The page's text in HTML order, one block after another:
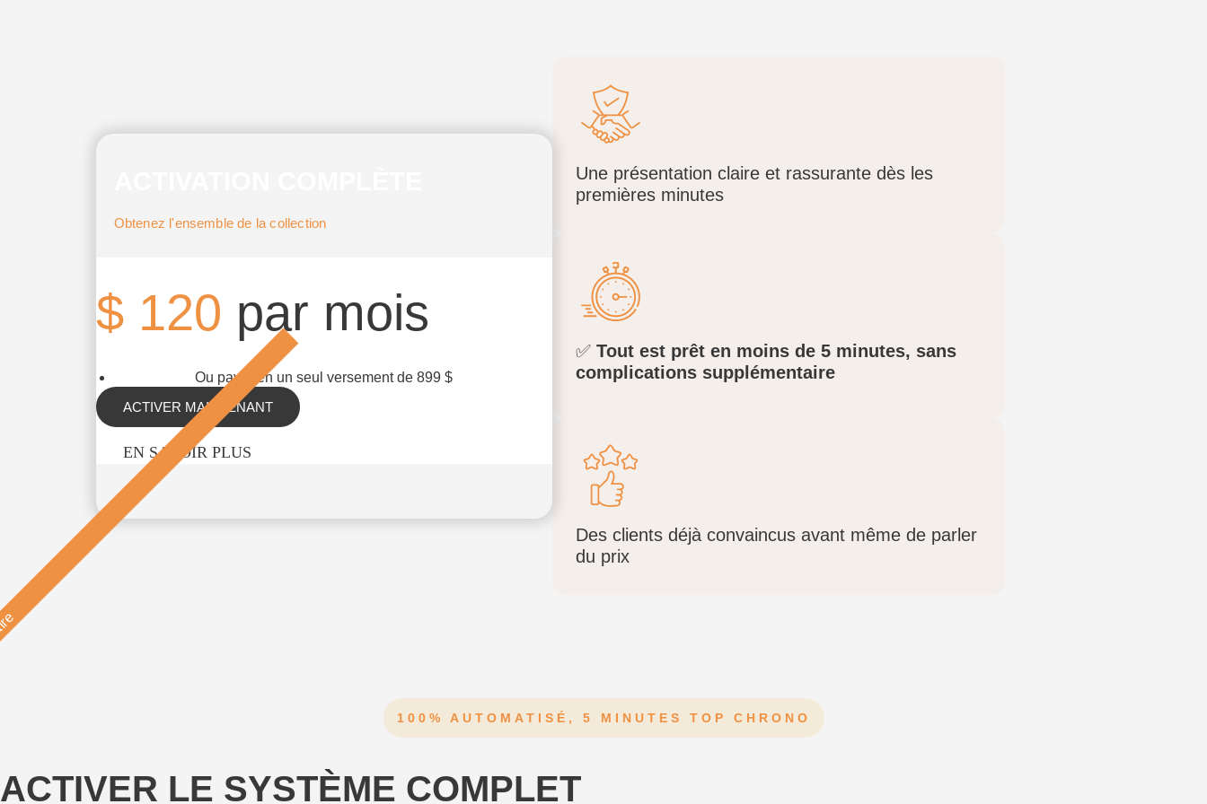
Obtenez l'ensemble de la collection
$ 120 par mois
Ou payer en un seul versement de 899 $
ACTIVER MAINTENANT
EN SAVOIR PLUS
Une présentation claire et rassurante dès les
premières minutes
✅ Tout est prêt en moins de 5 minutes, sans
complications supplémentaire
Des clients déjà convaincus avant même de parler
du prix
100% AUTOMATISÉ, 5 MINUTES TOP CHRONO
ACTIVER LE SYSTÈME COMPLET